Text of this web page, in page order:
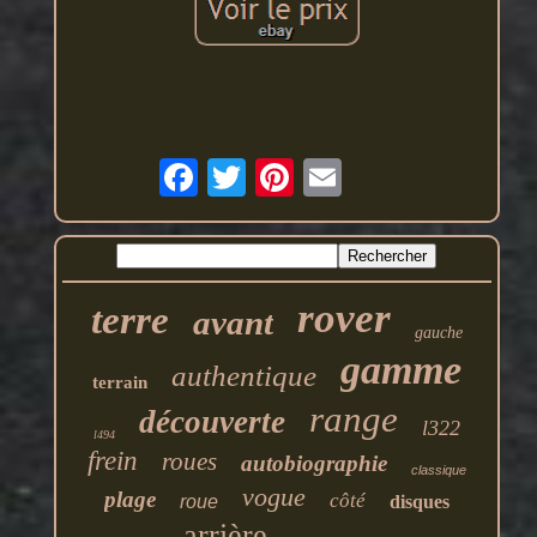
terre avant rover gauche
terrain authentique gamme
l494 découverte range l322
frein roues autobiographie classique
plage roue vogue côté disques